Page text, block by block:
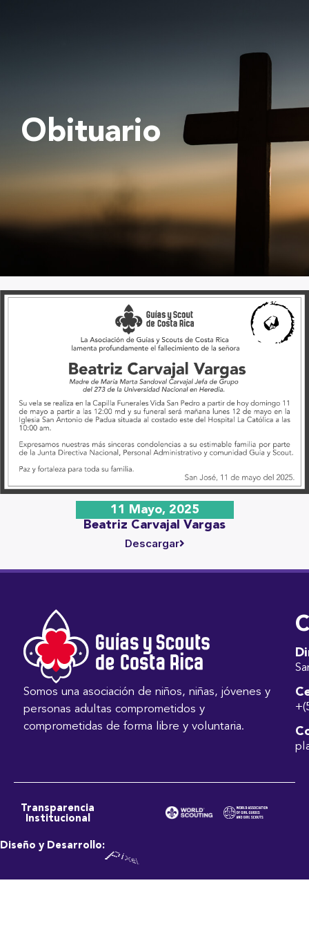
Obituario
11 Mayo, 2025
Beatriz Carvajal Vargas
Descargar
Somos una asociación de niños, niñas, jóvenes y
personas adultas comprometidos y
comprometidas de forma libre y voluntaria.
Transparencia
Institucional
Diseño y Desarrollo: